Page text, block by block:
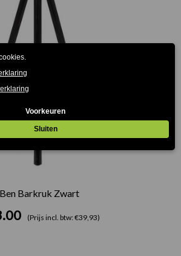
Ben Barkruk Zwart
(Prijs incl. btw: €39,93)